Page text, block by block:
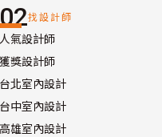
02找設計師
人氣設計師
獲獎設計師
台北室內設計
台中室內設計
高雄室內設計